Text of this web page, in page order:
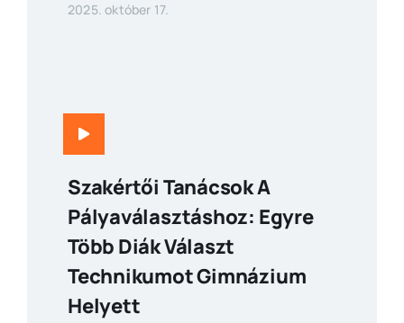
2025. október 17.
Szakértői Tanácsok A
Pályaválasztáshoz: Egyre
Több Diák Választ
Technikumot Gimnázium
Helyett